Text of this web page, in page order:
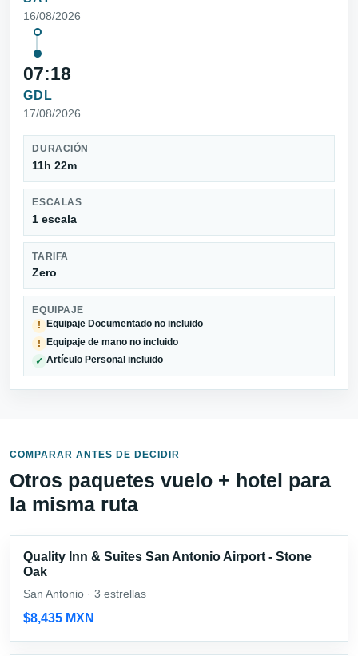
16/08/2026
07:18
GDL
17/08/2026
DURACIÓN
11h 22m
ESCALAS
1 escala
TARIFA
Zero
EQUIPAJE
!
Equipaje Documentado no incluido
! Equipaje de mano no incluido
✓ Artículo Personal incluido
COMPARAR ANTES DE DECIDIR
Otros paquetes vuelo + hotel para
la misma ruta
Quality Inn & Suites San Antonio Airport - Stone
Oak
San Antonio · 3 estrellas
$8,435 MXN